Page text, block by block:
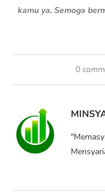
kamu ya. Semoga
0